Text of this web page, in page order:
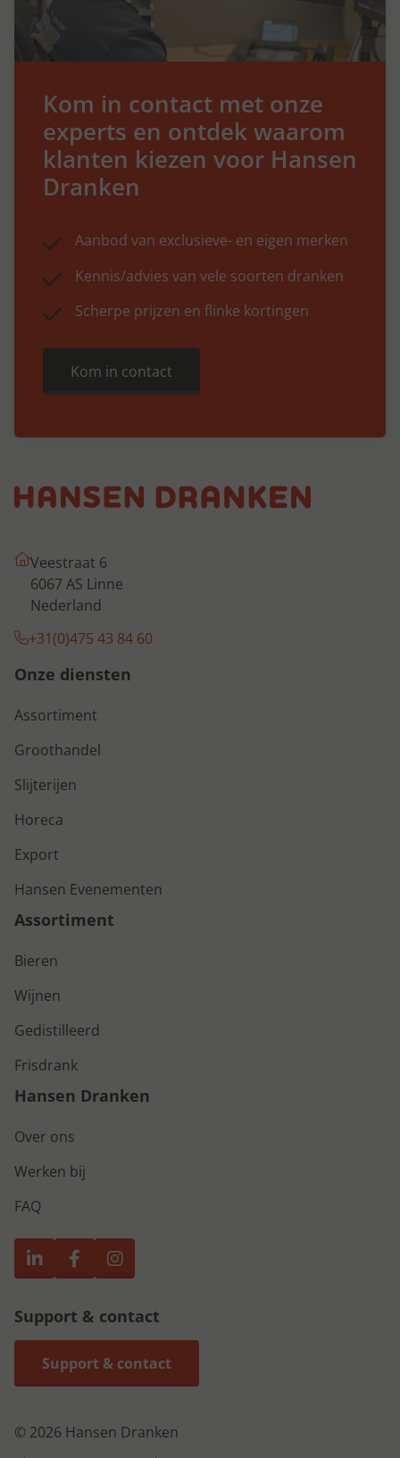
Kom in contact met onze
experts en ontdek waarom
klanten kiezen voor Hansen
Dranken
Aanbod van exclusieve- en eigen merken
Kennis/advies van vele soorten dranken
Scherpe prijzen en flinke kortingen
Kom in contact
Veestraat 6
6067 AS Linne
Nederland
+31(0)475 43 84 60
Onze diensten
Assortiment
Groothandel
Slijterijen
Horeca
Export
Hansen Evenementen
Assortiment
Bieren
Wijnen
Gedistilleerd
Frisdrank
Hansen Dranken
Over ons
Werken bij
FAQ
Support & contact
Support & contact
© 2026 Hansen Dranken